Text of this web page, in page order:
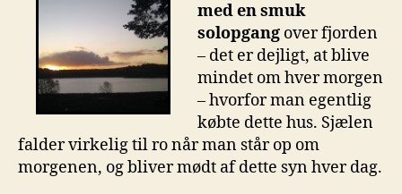
med en smuk
solopgang over fjorden
– det er dejligt, at blive
mindet om hver morgen
– hvorfor man egentlig
købte dette hus. Sjælen
falder virkelig til ro når man står op om
morgenen, og bliver mødt af dette syn hver dag.